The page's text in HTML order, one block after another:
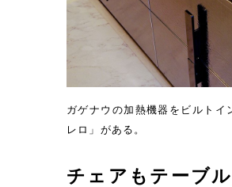
ガゲナウの加熱機器をビルトイ
レロ」がある。
チェアもテーブ